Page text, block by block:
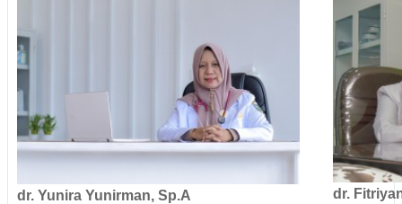
dr. Yunira Yunirman, Sp.A
dr.